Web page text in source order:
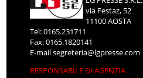
via Festaz, 52
11100 AOSTA
Tel: 0165.231711
Fax: 0165.1820141
E-mailsegreteria@lgpresse.com
RESPONSABILE DI AGENZIA